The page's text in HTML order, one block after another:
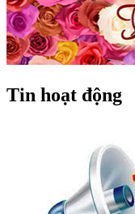
Tin hoạt động